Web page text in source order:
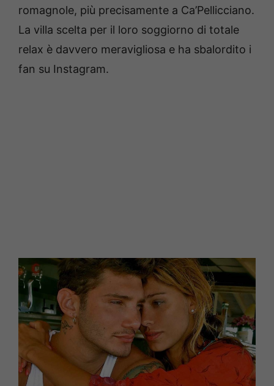
romagnole, più precisamente a Ca’Pellicciano.
La villa scelta per il loro soggiorno di totale
relax è davvero meravigliosa e ha sbalordito i
fan su Instagram.